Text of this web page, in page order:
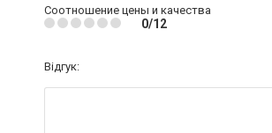
Соотношение цены и качества
0/12
Відгук: